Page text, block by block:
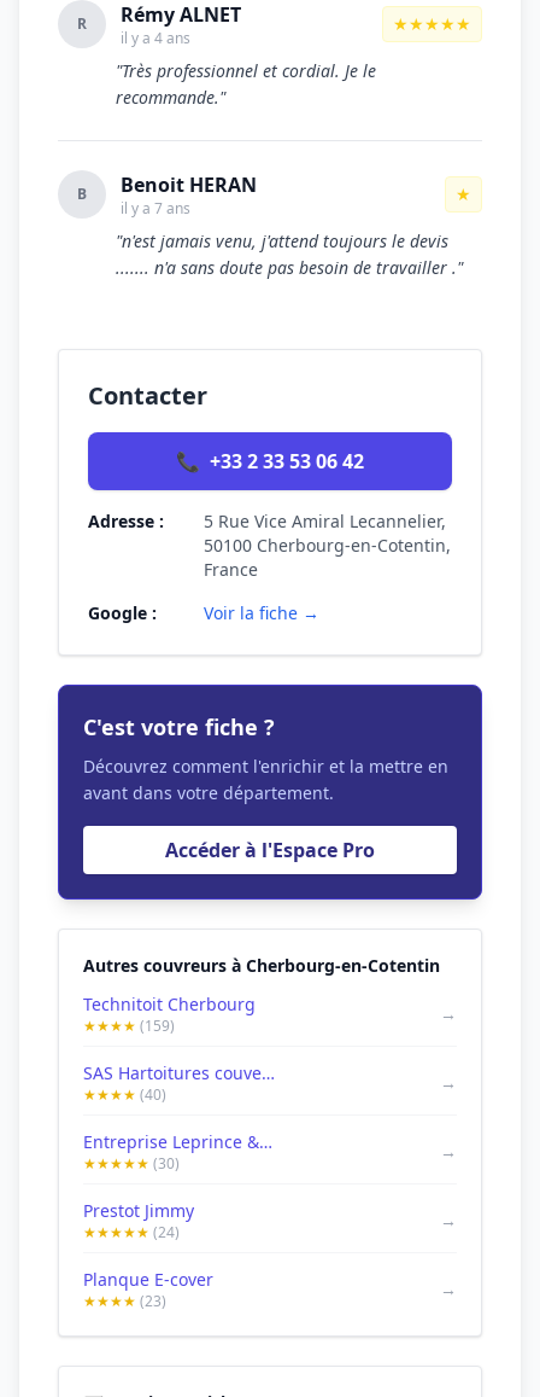
R Rémy ALNET
il y a 4 ans
★★★★★
"Très professionnel et cordial. Je le
recommande."
B Benoit HERAN
il y a 7 ans
★
"n'est jamais venu, j'attend toujours le devis
....... n'a sans doute pas besoin de travailler ."
Contacter
📞 +33 2 33 53 06 42
Adresse :
5 Rue Vice Amiral Lecannelier,
50100 Cherbourg-en-Cotentin,
France
Google :
Voir la fiche →
C'est votre fiche ?
Découvrez comment l'enrichir et la mettre en
avant dans votre département.
Accéder à l'Espace Pro
Autres couvreurs à Cherbourg-en-Cotentin
Technitoit Cherbourg
★★★★ (159)
→
SAS Hartoitures couverture/bardage
★★★★ (40)
→
Entreprise Leprince & Fils
★★★★★ (30)
→
Prestot Jimmy
★★★★★ (24)
→
Planque E-cover
★★★★ (23)
→